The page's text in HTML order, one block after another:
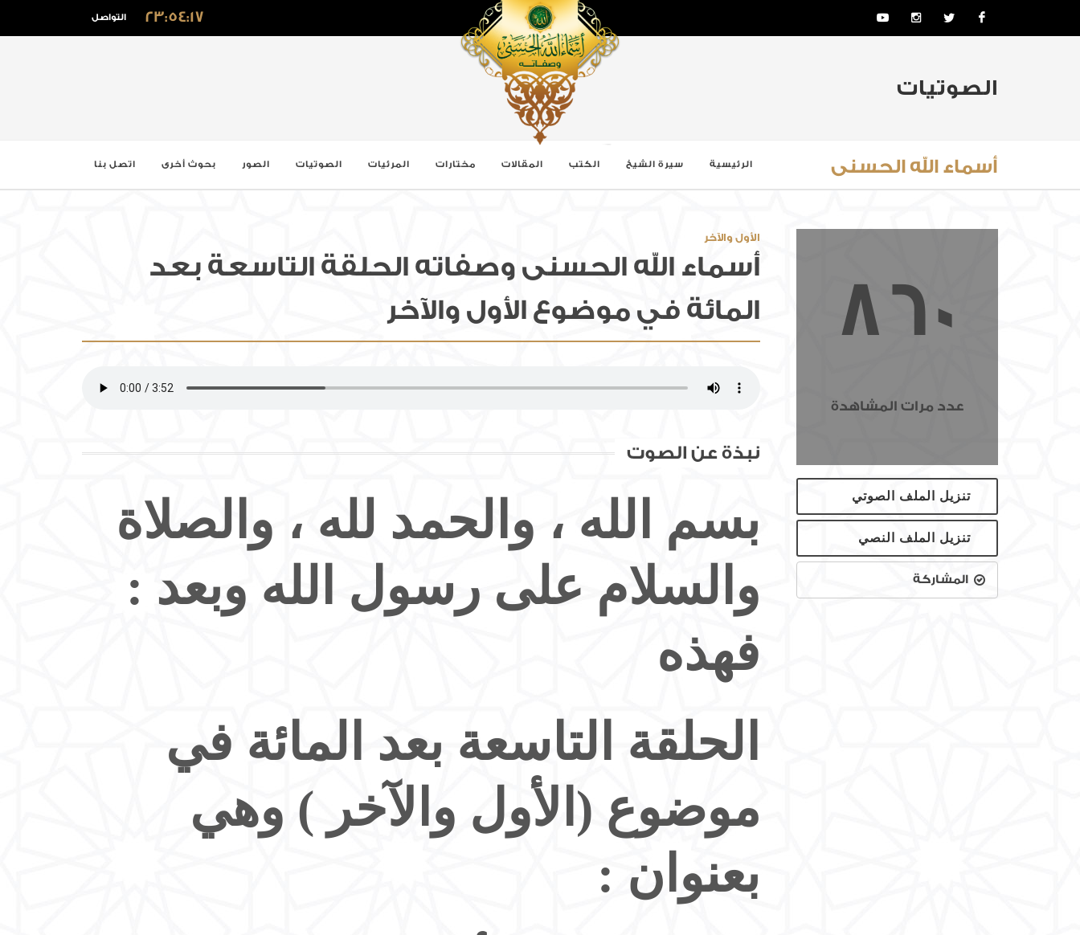
23:54:18 التواصل
الصوتيات
أسماء الله الحسنى الرئيسية سيرة الشيخ الكتب المقالات مختارات المرئيات الصوتيات الصور بحوث أخرى اتصل بنا
الأول والآخر
أسماء الله الحسنى وصفاته الحلقة التاسعة بعد
المائة في موضوع الأول والآخر
نبذة عن الصوت
بسم الله ، والحمد لله ، والصلاة
والسلام على رسول الله وبعد :
فهذه
الحلقة التاسعة بعد المائة في
موضوع (الأول والآخر ) وهي
بعنوان :
860
عدد مرات المشاهدة
تنزيل الملف الصوتي
تنزيل الملف النصي
المشاركة